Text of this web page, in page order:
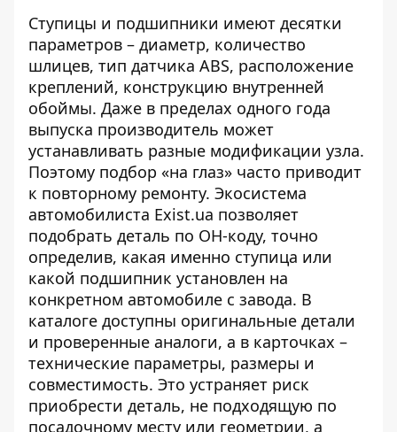
Ступицы и подшипники имеют десятки
параметров – диаметр, количество
шлицев, тип датчика ABS, расположение
креплений, конструкцию внутренней
обоймы. Даже в пределах одного года
выпуска производитель может
устанавливать разные модификации узла.
Поэтому подбор «на глаз» часто приводит
к повторному ремонту. Экосистема
автомобилиста Exist.ua позволяет
подобрать деталь по ОН-коду, точно
определив, какая именно ступица или
какой подшипник установлен на
конкретном автомобиле с завода. В
каталоге доступны оригинальные детали
и проверенные аналоги, а в карточках –
технические параметры, размеры и
совместимость. Это устраняет риск
приобрести деталь, не подходящую по
посадочному месту или геометрии, а